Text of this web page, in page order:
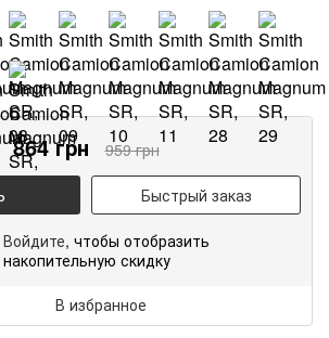
864грн 959грн
Быстрый заказ
Войдите, чтобы отобразить
накопительную скидку
В избранное